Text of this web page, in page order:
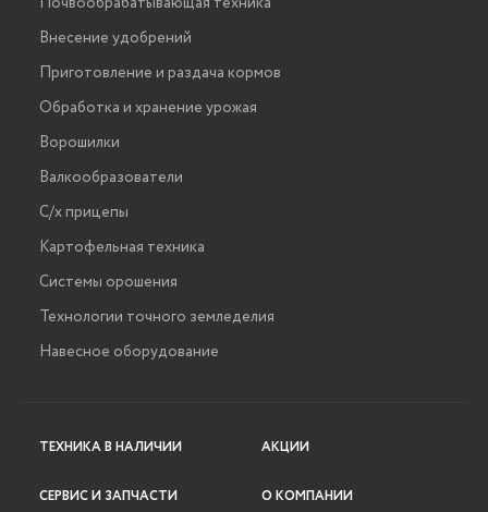
Внесение удобрений
Приготовление и раздача кормов
Обработка и хранение урожая
Ворошилки
Валкообразователи
С/х прицепы
Картофельная техника
Системы орошения
Технологии точного земледелия
Навесное оборудование
ТЕХНИКА В НАЛИЧИИ
СЕРВИС И ЗАПЧАСТИ
АКЦИИ
О КОМПАНИИ